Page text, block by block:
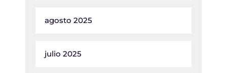
agosto 2025
julio 2025